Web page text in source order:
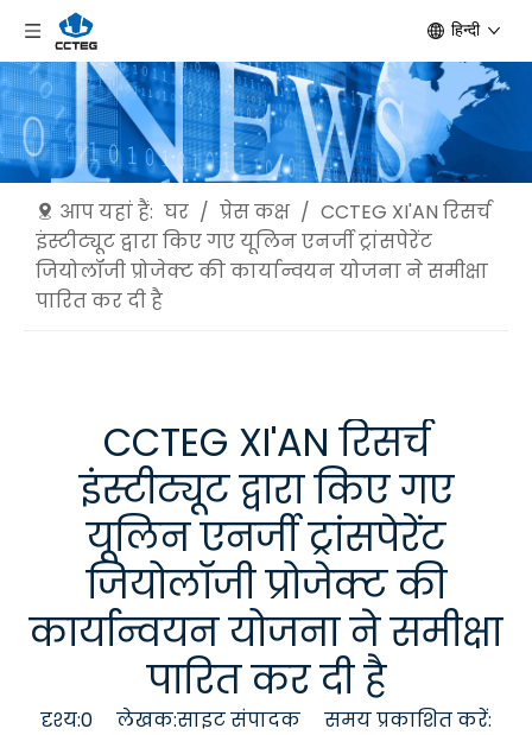
हिन्दी
आप यहां हैं: घर / प्रेस कक्ष / CCTEG XI'AN रिसर्च
इंस्टीट्यूट द्वारा किए गए यूलिन एनर्जी ट्रांसपेरेंट
जियोलॉजी प्रोजेक्ट की कार्यान्वयन योजना ने समीक्षा
पारित कर दी है
CCTEG XI'AN रिसर्च
इंस्टीट्यूट द्वारा किए गए
यूलिन एनर्जी ट्रांसपेरेंट
जियोलॉजी प्रोजेक्ट की
कार्यान्वयन योजना ने समीक्षा
पारित कर दी है
दृश्य:0 लेखक:साइट संपादक समय प्रकाशित करें: